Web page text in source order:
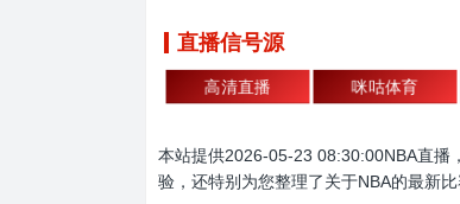
直播信号源
高清直播 咪咕体育
本站提供2026-05-23 08:30:00NBA直播
验，还特别为您整理了关于NBA的最新